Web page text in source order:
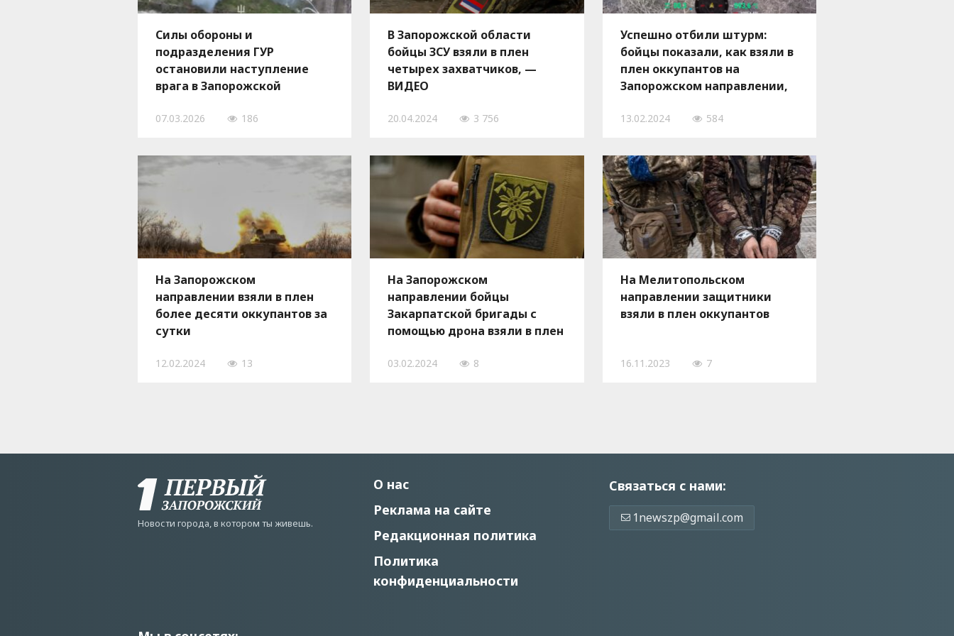
Силы обороны и
подразделения ГУР
остановили наступление
врага в Запорожской
07.03.2026 186
В Запорожской области
бойцы ЗСУ взяли в плен
четырех захватчиков, —
ВИДЕО
20.04.2024 3 756
Успешно отбили штурм:
бойцы показали, как взяли в
плен оккупантов на
Запорожском направлении,
13.02.2024 584
На Запорожском
направлении взяли в плен
более десяти оккупантов за
сутки
12.02.2024 13
На Запорожском
направлении бойцы
Закарпатской бригады с
помощью дрона взяли в плен
ВИДЕО
03.02.2024 8
На Мелитопольском
направлении защитники
взяли в плен оккупантов
16.11.2023 7
Новости города, в котором ты живешь.
О нас
Реклама на сайте
Редакционная политика
Политика
конфиденциальности
Связаться с нами:
1newszp@gmail.com